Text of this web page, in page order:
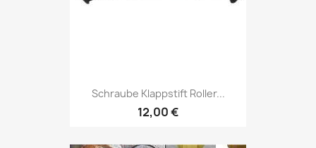
Schraube Klappstift Roller...
12,00 €